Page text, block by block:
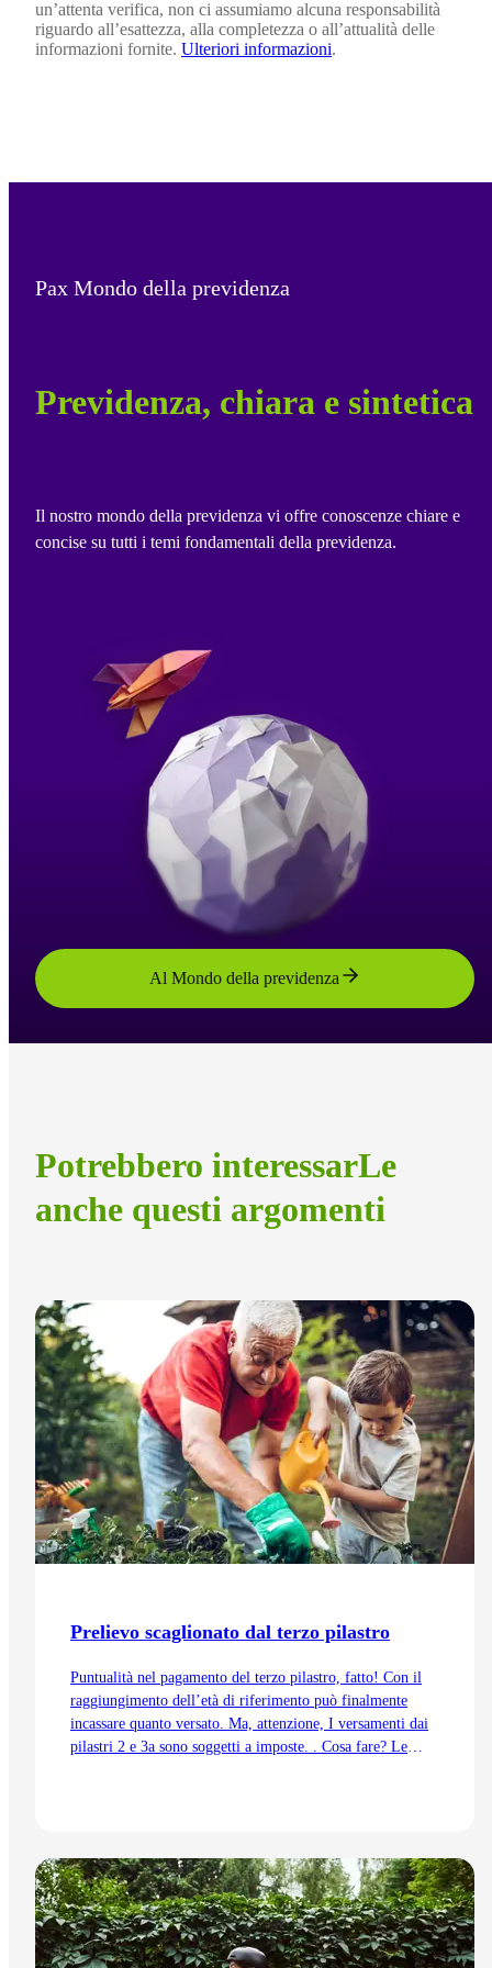
un’attenta verifica, non ci assumiamo alcuna responsabilità
riguardo all’esattezza, alla completezza o all’attualità delle
informazioni fornite. Ulteriori informazioni.
Pax Mondo della previdenza
Previdenza, chiara e sintetica
Il nostro mondo della previdenza vi offre conoscenze chiare e
concise su tutti i temi fondamentali della previdenza.
Al Mondo della previdenza
Potrebbero interessarLe
anche questi argomenti
Prelievo scaglionato dal terzo pilastro
Puntualità nel pagamento del terzo pilastro, fatto! Con il
raggiungimento dell’età di riferimento può finalmente
incassare quanto versato. Ma, attenzione, I versamenti dai
pilastri 2 e 3a sono soggetti a imposte. . Cosa fare? Le
Vai all'articolo